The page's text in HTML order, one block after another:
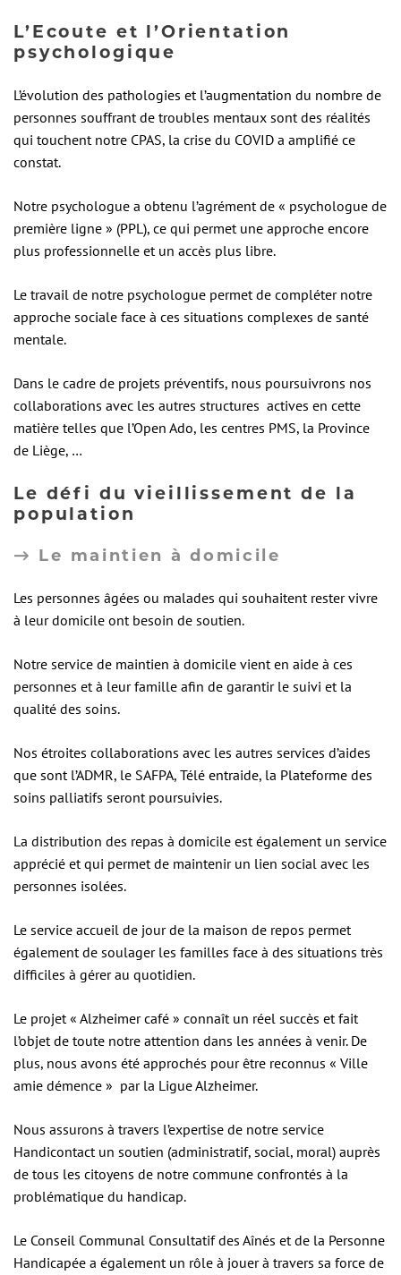
L’Ecoute et l’Orientation
psychologique
L’évolution des pathologies et l’augmentation du nombre de
personnes souffrant de troubles mentaux sont des réalités
qui touchent notre CPAS, la crise du COVID a amplifié ce
constat.
Notre psychologue a obtenu l’agrément de « psychologue de
première ligne » (PPL), ce qui permet une approche encore
plus professionnelle et un accès plus libre.
Le travail de notre psychologue permet de compléter notre
approche sociale face à ces situations complexes de santé
mentale.
Dans le cadre de projets préventifs, nous poursuivrons nos
collaborations avec les autres structures actives en cette
matière telles que l’Open Ado, les centres PMS, la Province
de Liège, …
Le défi du vieillissement de la
population
→ Le maintien à domicile
Les personnes âgées ou malades qui souhaitent rester vivre
à leur domicile ont besoin de soutien.
Notre service de maintien à domicile vient en aide à ces
personnes et à leur famille afin de garantir le suivi et la
qualité des soins.
Nos étroites collaborations avec les autres services d’aides
que sont l’ADMR, le SAFPA, Télé entraide, la Plateforme des
soins palliatifs seront poursuivies.
La distribution des repas à domicile est également un service
apprécié et qui permet de maintenir un lien social avec les
personnes isolées.
Le service accueil de jour de la maison de repos permet
également de soulager les familles face à des situations très
difficiles à gérer au quotidien.
Le projet « Alzheimer café » connaît un réel succès et fait
l’objet de toute notre attention dans les années à venir. De
plus, nous avons été approchés pour être reconnus « Ville
amie démence » par la Ligue Alzheimer.
Nous assurons à travers l’expertise de notre service
Handicontact un soutien (administratif, social, moral) auprès
de tous les citoyens de notre commune confrontés à la
problématique du handicap.
Le Conseil Communal Consultatif des Aînés et de la Personne
Handicapée a également un rôle à jouer à travers sa force de